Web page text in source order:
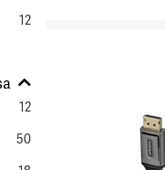
12
12
50